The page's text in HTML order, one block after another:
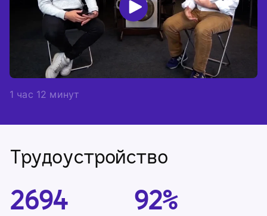
1 час 12 минут
Трудоустройство
2694 92%